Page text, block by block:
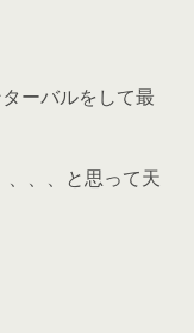
ーバルをして最
、、、と思って天